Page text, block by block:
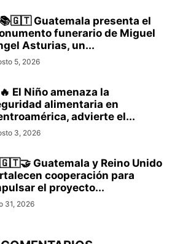
Guatemala presenta el
funerario de Miguel
Asturias, un...
5, 2026
El Niño amenaza la
alimentaria en
advierte el...
3, 2026
Guatemala y Reino Unido
cooperación para
el proyecto...
31, 2026